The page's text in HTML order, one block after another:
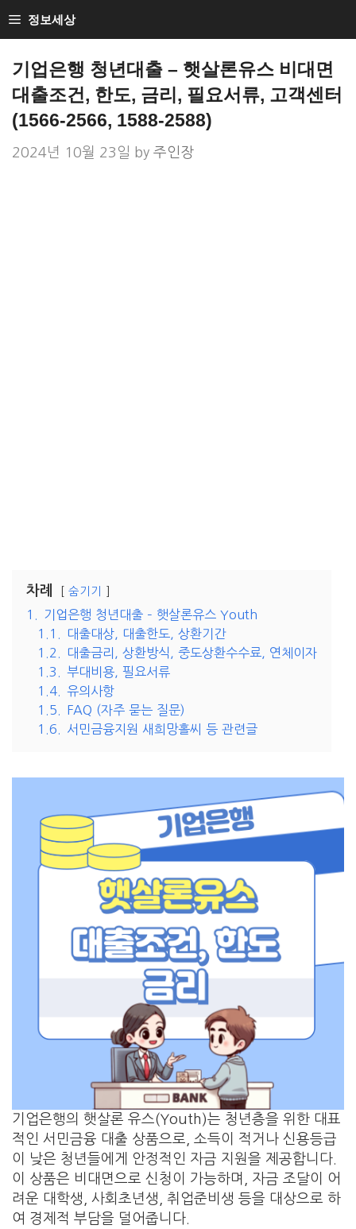
to
정보세상
기업은행 청년대출 – 햇살론유스 비대면
대출조건, 한도, 금리, 필요서류, 고객센터
(1566-2566, 1588-2588)
2024년 10월 23일 by 주인장
차례 숨기기
1.
기업은행 청년대출 – 햇살론유스 Youth
1.1.
대출대상, 대출한도, 상환기간
1.2.
대출금리, 상환방식, 중도상환수수료, 연체이자
1.3.
부대비용, 필요서류
1.4.
유의사항
1.5.
FAQ (자주 묻는 질문)
1.6.
서민금융지원 새희망홀씨 등 관련글
기업은행의 햇살론 유스(Youth)는 청년층을 위한 대표
적인 서민금융 대출 상품으로, 소득이 적거나 신용등급
이 낮은 청년들에게 안정적인 자금 지원을 제공합니다.
이 상품은 비대면으로 신청이 가능하며, 자금 조달이 어
려운 대학생, 사회초년생, 취업준비생 등을 대상으로 하
여 경제적 부담을 덜어줍니다.